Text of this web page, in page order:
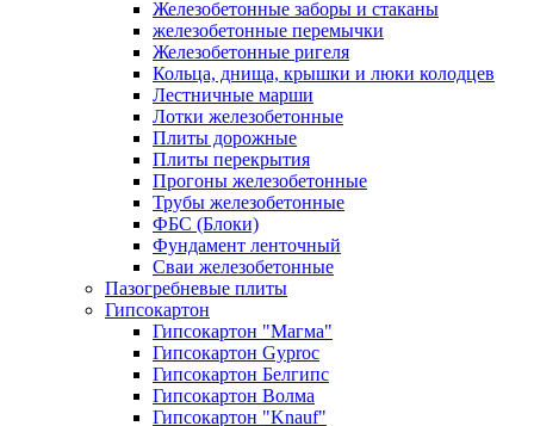
Железобетонные заборы и стаканы
железобетонные перемычки
Железобетонные ригеля
Кольца, днища, крышки и люки колодцев
Лестничные марши
Лотки железобетонные
Плиты дорожные
Плиты перекрытия
Прогоны железобетонные
Трубы железобетонные
ФБС (Блоки)
Фундамент ленточный
Сваи железобетонные
Пазогребневые плиты
Гипсокартон
Гипсокартон "Магма"
Гипсокартон Gyproc
Гипсокартон Белгипс
Гипсокартон Волма
Гипсокартон "Knauf"